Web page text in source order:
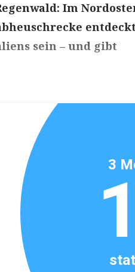
Im
sein – und gibt
3